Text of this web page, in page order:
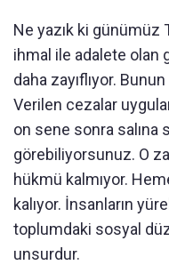
Ne yazık ki günümüz
ihmal ile adalete olan
daha zayıflıyor.
Verilen cezalar
on sene sonra salına
görebiliyorsunuz. O
hükmü kalmıyor.
kalıyor. İnsanların
toplumdaki sosyal
unsurdur.